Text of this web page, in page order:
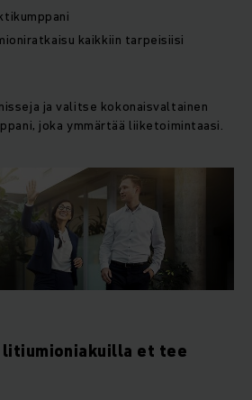
kaikkiin tarpeisiisi
ja valitse kokonaisvaltainen
joka ymmärtää liiketoimintaasi.
et tee